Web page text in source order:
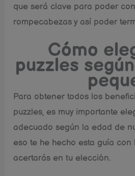
que será clave para poder
rompecabezas y así poder
Cómo
puzzles
Para obtener todos los
puzzles, es muy importante
adecuado según la edad de
eso te he hecho esta guía con
acertarás en tu elección.